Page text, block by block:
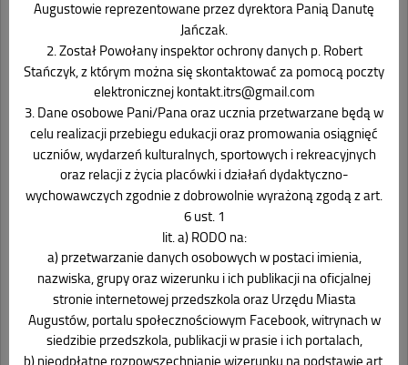
Augustowie reprezentowane przez dyrektora Panią Danutę
Jańczak.
2. Został Powołany inspektor ochrony danych p. Robert
Stańczyk, z którym można się skontaktować za pomocą poczty
elektronicznej kontakt.itrs@gmail.com
3. Dane osobowe Pani/Pana oraz ucznia przetwarzane będą w
celu realizacji przebiegu edukacji oraz promowania osiągnięć
uczniów, wydarzeń kulturalnych, sportowych i rekreacyjnych
oraz relacji z życia placówki i działań dydaktyczno-
wychowawczych zgodnie z dobrowolnie wyrażoną zgodą z art.
6 ust. 1
lit. a) RODO na:
a) przetwarzanie danych osobowych w postaci imienia,
nazwiska, grupy oraz wizerunku i ich publikacji na oficjalnej
stronie internetowej przedszkola oraz Urzędu Miasta
Augustów, portalu społecznościowym Facebook, witrynach w
siedzibie przedszkola, publikacji w prasie i ich portalach,
b) nieodpłatne rozpowszechnianie wizerunku na podstawie art.